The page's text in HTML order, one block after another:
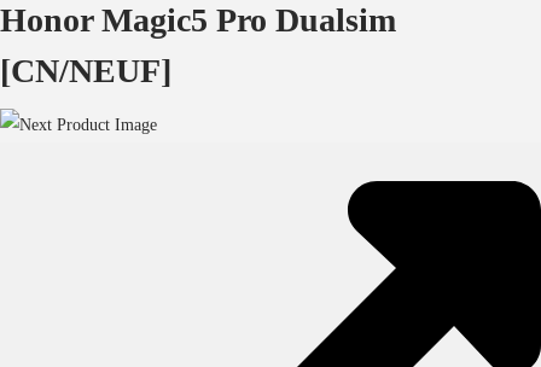
Honor Magic5 Pro Dualsim
[CN/NEUF]